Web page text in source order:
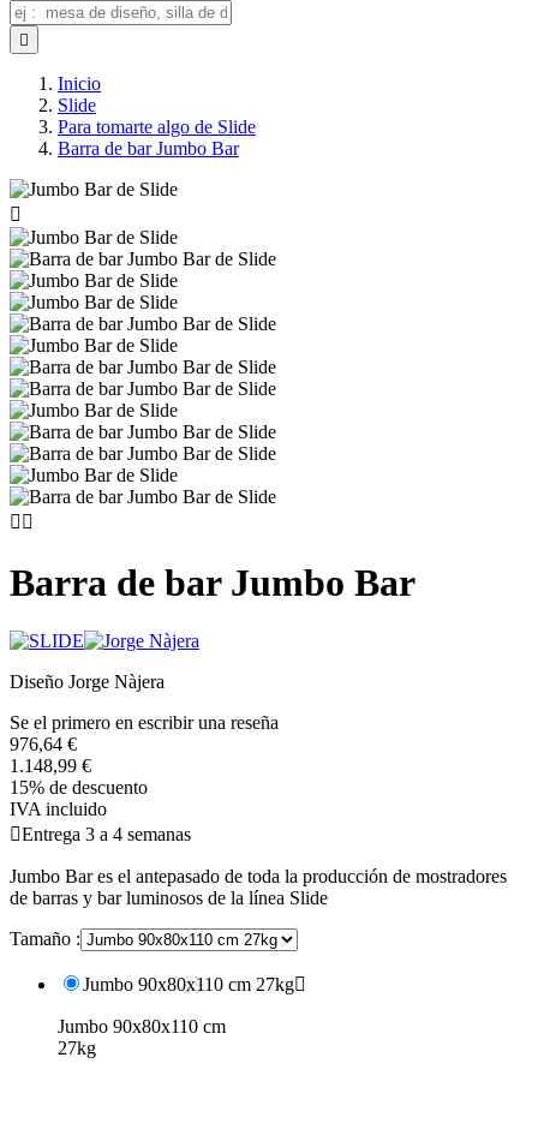

Inicio
Slide
Para tomarte algo de Slide
Barra de bar Jumbo Bar

 
Barra de bar Jumbo Bar
Diseño Jorge Nàjera
Se el primero en escribir una reseña
976,64 €
1.148,99 €
15% de descuento
IVA incluido
Entrega 3 a 4 semanas
Jumbo Bar es el antepasado de toda la producción de mostradores
de barras y bar luminosos de la línea Slide
Tamaño :
Jumbo 90x80x110 cm 27kg
Jumbo 90x80x110 cm
27kg